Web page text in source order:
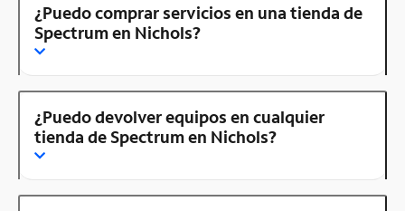
¿Puedo comprar servicios en una tienda de
Spectrum en Nichols?
¿Puedo devolver equipos en cualquier
tienda de Spectrum en Nichols?